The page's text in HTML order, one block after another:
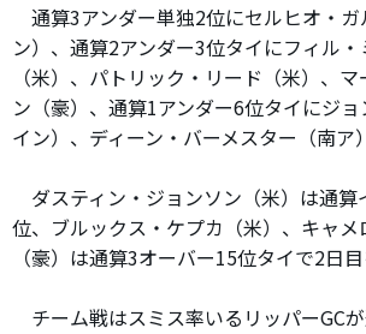
通算3アンダー単独2位にセルヒオ・ガ
ン）、通算2アンダー3位タイにフィル
（米）、パトリック・リード（米）、
ン（豪）、通算1アンダー6位タイにジ
イン）、ディーン・バーメスター（南ア
ダスティン・ジョンソン（米）は通算
位、ブルックス・ケプカ（米）、キャメ
（豪）は通算3オーバー15位タイで2日目
チーム戦はスミス率いるリッパーGC